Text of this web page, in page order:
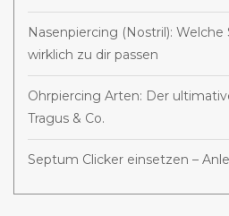
Nasenpiercing (Nostril):
wirklich zu dir passen
Ohrpiercing Arten: Der
Tragus & Co.
Septum Clicker einsetzen –